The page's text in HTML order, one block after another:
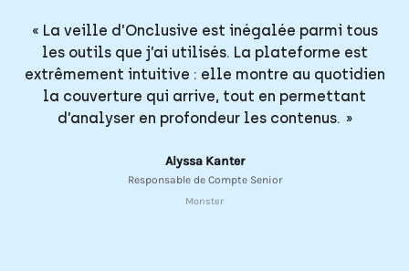
« La veille d’Onclusive est inégalée parmi tous
les outils que j’ai utilisés. La plateforme est
extrêmement intuitive : elle montre au quotidien
la couverture qui arrive, tout en permettant
d’analyser en profondeur les contenus. »
Alyssa Kanter
Responsable de Compte Senior
Monster